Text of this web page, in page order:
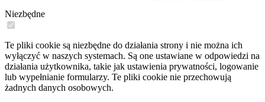
Niezbędne
Te pliki cookie są niezbędne do działania strony i nie można ich
wyłączyć w naszych systemach. Są one ustawiane w odpowiedzi na
działania użytkownika, takie jak ustawienia prywatności, logowanie
lub wypełnianie formularzy. Te pliki cookie nie przechowują
żadnych danych osobowych.